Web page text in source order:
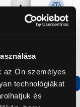
az Ön személyes
technológiákat
és
Termék adatlap